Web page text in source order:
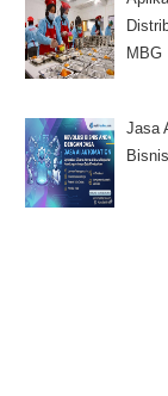
MBG
Jasa
Bisnis